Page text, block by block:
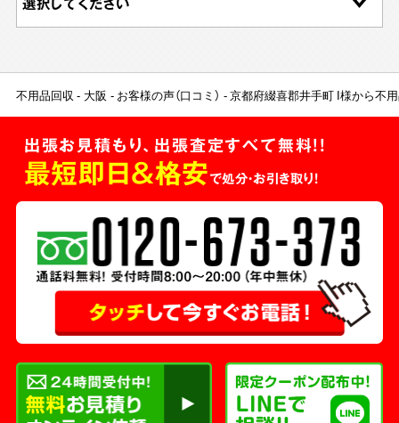
不用品回収 大阪 お客様の声（口コミ） 京都府綴喜郡井手町 I様から不
出張お見積もり、出張査定すべて無料!!
最短即日＆格安で処分・お引き取り！